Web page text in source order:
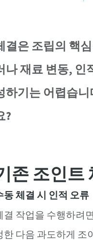
결은 조립의 핵
나 재료 변동, 인
하기는 어렵습
?
존 조인트
동 체결 시 인적 오류
결 작업을 수행하려
한 다음 과도하게 조